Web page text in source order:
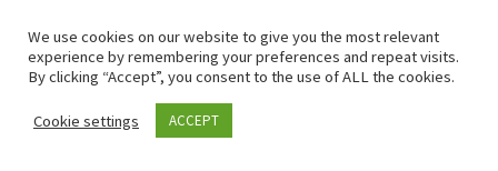
vagy elengedni teljes cikk
We use cookies on our website to give you the most relevant
experience by remembering your preferences and repeat visits.
By clicking “Accept”, you consent to the use of ALL the cookies.
Cookie settings ACCEPT